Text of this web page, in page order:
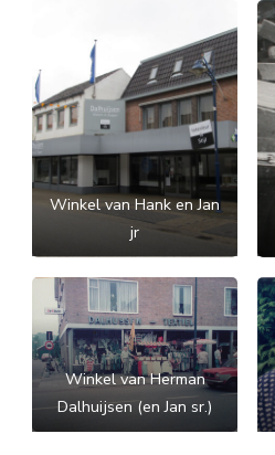
Winkel van Hank en Jan
jr
Winkel van Herman
Dalhuijsen (en Jan sr.)